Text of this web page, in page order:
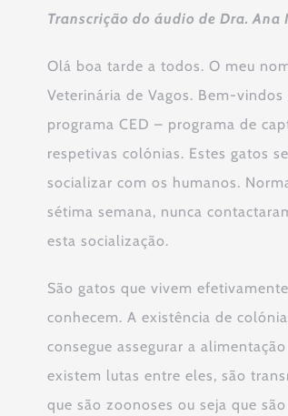
Transcrição do áudio de Dra. Ana
Olá boa tarde a todos. O meu
Veterinária de Vagos. Bem-
programa CED – programa de
respetivas colónias. Estes gatos
socializar com os humanos.
sétima semana, nunca
esta socialização.
São gatos que vivem
conhecem. A existência de
consegue assegurar a
existem lutas entre eles, são
que são zoonoses ou seja que